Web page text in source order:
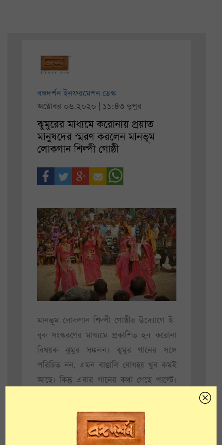
বঙ্গদর্শন ইনফরমেশন ডেস্ক
অক্টোবর ০৬.২০২০ | ১১:৪৩ দুপুর
ঝুমুরের মাধ্যমে করোনায় প্রয়াত
মানুষদের স্মরণ করলেন মানভূম
লোকগান শিল্পী গোষ্ঠী
মানভূম লোকগান শিল্পী গোষ্ঠীর উদ্যোগে ই-
বুক সংস্করণের মাধ্যমে প্রকাশিত হল করোনা
বিষয়ক ঝুমুর সঙ্কলন। ঝুমুর গানের সঙ্গে
পরিচিত নন, এমন বাঙালি বোধহয় খুব কমই
আছে। কিন্তু এবার গানের কথা গেছে পাল্টে।
উৎসর্গ করা হয়েছে তাঁদের। বইয়ের মূল বিষয়,
মহামারীরপ্রভাবে বহু প্রিয়জনের
মৃত্যুর করুণ কাহিনি এবং দীর্ঘ লকডাউনের